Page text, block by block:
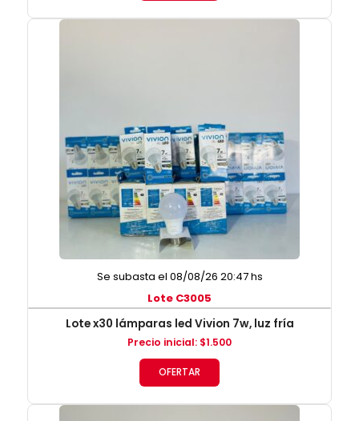
Se subasta el 08/08/26 20:47 hs
Lote C3005
Lote x30 lámparas led Vivion 7w, luz fría
Precio inicial: $1.500
OFERTAR